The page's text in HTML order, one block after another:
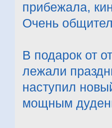
прибежала,
Очень
В подарок от
лежали
наступил
мощным